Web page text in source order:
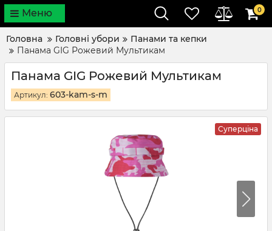
Меню 0
Головна Головні убори
Панами та кепки
Панама GIG Рожевий Мультикам
Панама GIG Рожевий Мультикам
Артикул: 603-kam-s-m
Суперціна